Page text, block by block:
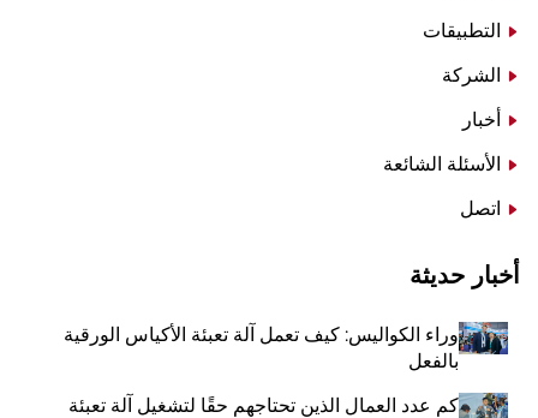
التطبيقات
الشركة
أخبار
الأسئلة الشائعة
اتصل
أخبار حديثة
وراء الكواليس: كيف تعمل آلة تعبئة الأكياس الورقية
بالفعل
كم عدد العمال الذين تحتاجهم حقًا لتشغيل آلة تعبئة